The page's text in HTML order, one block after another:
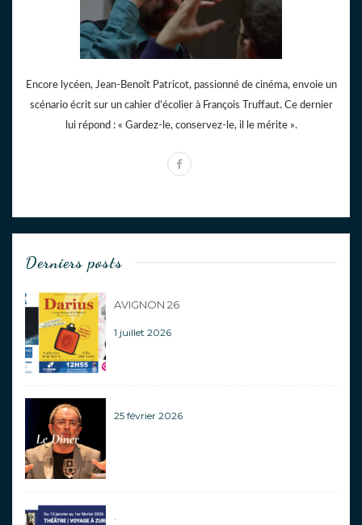
Encore lycéen, Jean-Benoît Patricot, passionné de cinéma, envoie un
scénario écrit sur un cahier d’écolier à François Truffaut. Ce dernier
lui répond : « Gardez-le, conservez-le, il le mérite ».
Derniers posts
AVIGNON 26
1 juillet 2026
25 février 2026
.